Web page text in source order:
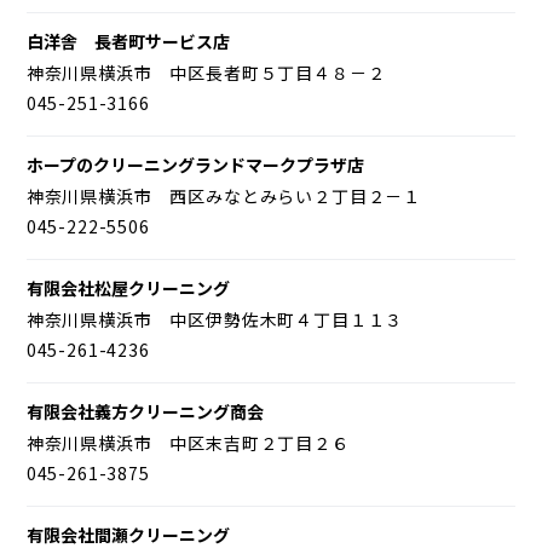
白洋舎 長者町サービス店
神奈川県横浜市 中区長者町５丁目４８－２
045-251-3166
ホープのクリーニングランドマークプラザ店
神奈川県横浜市 西区みなとみらい２丁目２－１
045-222-5506
有限会社松屋クリーニング
神奈川県横浜市 中区伊勢佐木町４丁目１１３
045-261-4236
有限会社義方クリーニング商会
神奈川県横浜市 中区末吉町２丁目２６
045-261-3875
有限会社間瀬クリーニング